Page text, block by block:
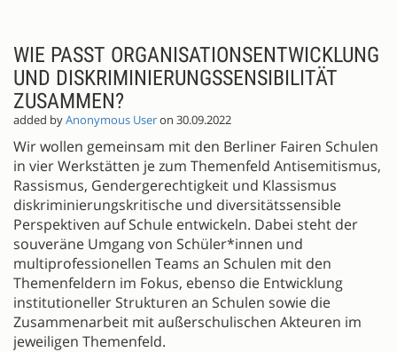
WIE PASST ORGANISATIONSENTWICKLUNG
UND DISKRIMINIERUNGSSENSIBILITÄT
ZUSAMMEN?
added byAnonymous Useron 30.09.2022
Wir wollen gemeinsam mit den Berliner Fairen Schulen
in vier Werkstätten je zum Themenfeld Antisemitismus,
Rassismus, Gendergerechtigkeit und Klassismus
diskriminierungskritische und diversitätssensible
Perspektiven auf Schule entwickeln. Dabei steht der
souveräne Umgang von Schüler*innen und
multiprofessionellen Teams an Schulen mit den
Themenfeldern im Fokus, ebenso die Entwicklung
institutioneller Strukturen an Schulen sowie die
Zusammenarbeit mit außerschulischen Akteuren im
jeweiligen Themenfeld.